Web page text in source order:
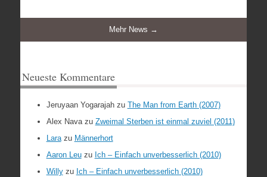
Mehr News →
Neueste Kommentare
Jeruyaan Yogarajahzu The Man from Earth (2007)
Alex Navazu Zweimal Sterben ist einmal zuviel (2011)
Larazu Männerhort
Aaron Leuzu Ich – Einfach unverbesserlich (2010)
Willyzu Ich – Einfach unverbesserlich (2010)